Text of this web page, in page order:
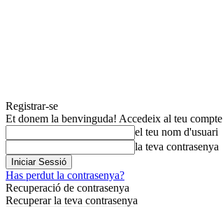
Registrar-se
Et donem la benvinguda! Accedeix al teu compte
el teu nom d'usuari
la teva contrasenya
Has perdut la contrasenya?
Recuperació de contrasenya
Recuperar la teva contrasenya